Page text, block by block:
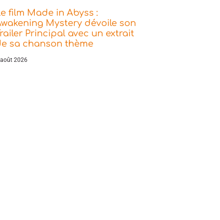
film Made in Abyss :
Mystery dévoile son
Principal avec un extrait
sa chanson thème
2026